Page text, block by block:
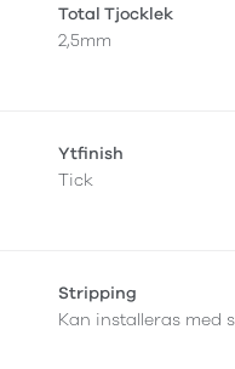
Total Tjocklek
2,5mm
Ytfinish
Tick
Stripping
Kan installeras med